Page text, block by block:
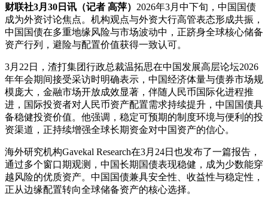
财联社3月30日讯（记者 高萍） 2026年3月中下旬，中国国债
成为外资讨论焦点。机构观点与外资大行高管表态形成共振，
中国国债在多重地缘风险与市场波动中，正跻身全球核心储备
资产行列，避险与配置价值获得一致认可。
3月22日，渣打集团行政总裁温拓思在中国发展高层论坛2026
年年会期间接受采访时明确表示，中国经济体量与债券市场规
模庞大，金融市场开放成效显著，伴随人民币国际化进程推
进，国际投资者对人民币资产配置需求持续提升，中国国债具
备稳健投资价值。他强调，稳定可预期的制度环境与便利的投
资渠道，正持续增强全球长期资金对中国资产的信心。
海外研究机构Gavekal Research在3月24日也发布了一篇报告，
通过多个窗口期观测，中国长期国债表现稳健，成为少数能穿
越风险的优质资产。中国国债兼具安全性、收益性与稳定性，
正从边缘配置转向全球储备资产的核心选择。